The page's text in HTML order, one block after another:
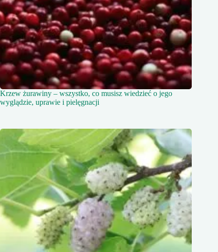
Krzew żurawiny – wszystko, co musisz wiedzieć o jego
wyglądzie, uprawie i pielęgnacji